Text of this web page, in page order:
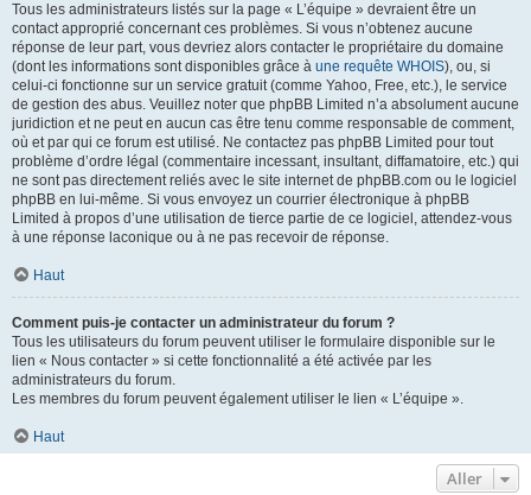
Tous les administrateurs listés sur la page « L’équipe » devraient être un
contact approprié concernant ces problèmes. Si vous n’obtenez aucune
réponse de leur part, vous devriez alors contacter le propriétaire du domaine
(dont les informations sont disponibles grâce à une requête WHOIS), ou, si
celui-ci fonctionne sur un service gratuit (comme Yahoo, Free, etc.), le service
de gestion des abus. Veuillez noter que phpBB Limited n’a absolument aucune
juridiction et ne peut en aucun cas être tenu comme responsable de comment,
où et par qui ce forum est utilisé. Ne contactez pas phpBB Limited pour tout
problème d’ordre légal (commentaire incessant, insultant, diffamatoire, etc.) qui
ne sont pas directement reliés avec le site internet de phpBB.com ou le logiciel
phpBB en lui-même. Si vous envoyez un courrier électronique à phpBB
Limited à propos d’une utilisation de tierce partie de ce logiciel, attendez-vous
à une réponse laconique ou à ne pas recevoir de réponse.
Haut
Comment puis-je contacter un administrateur du forum ?
Tous les utilisateurs du forum peuvent utiliser le formulaire disponible sur le
lien « Nous contacter » si cette fonctionnalité a été activée par les
administrateurs du forum.
Les membres du forum peuvent également utiliser le lien « L’équipe ».
Haut
Aller